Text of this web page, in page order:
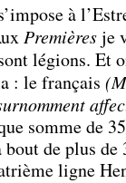
à
Premièresje
légions. Et
: le français
somme de
de plus de
ligne